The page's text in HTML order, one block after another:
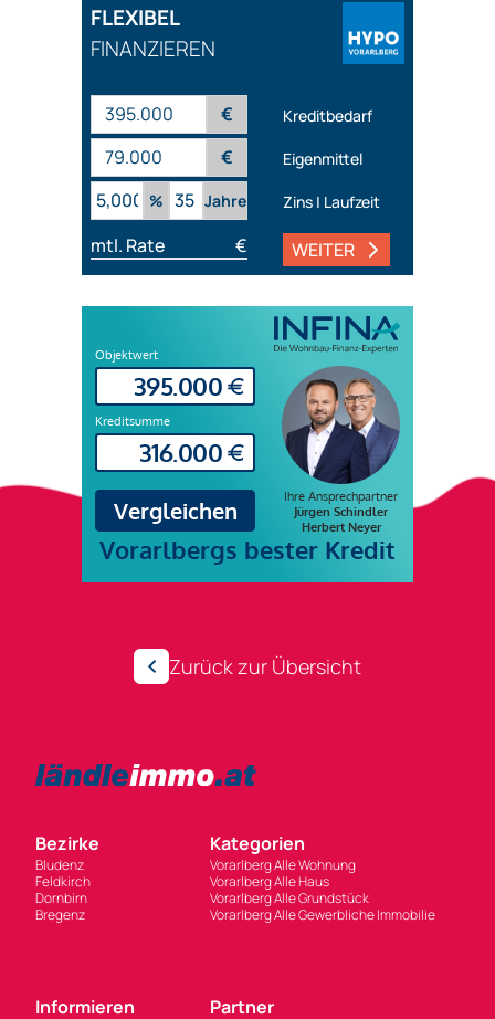
FLEXIBEL
FINANZIEREN
€ Kreditbedarf
€
Eigenmittel
%
Jahre Zins | Laufzeit
mtl. Rate € WEITER
Zurück zur Übersicht
Bezirke
Bludenz
Feldkirch
Dornbirn
Bregenz
Kategorien
Vorarlberg Alle Wohnung
Vorarlberg Alle Haus
Vorarlberg Alle Grundstück
Vorarlberg Alle Gewerbliche Immobilie
Informieren Partner